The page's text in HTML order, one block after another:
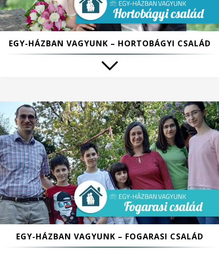
EGY-HÁZBAN VAGYUNK – HORTOBÁGYI CSALÁD
EGY-HÁZBAN VAGYUNK – FOGARASI CSALÁD